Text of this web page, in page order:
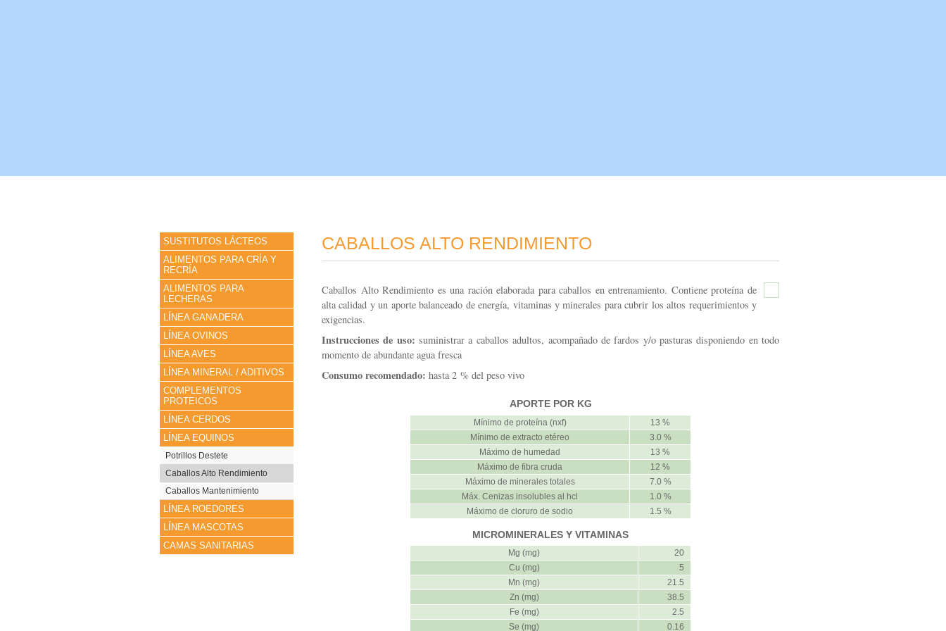
SUSTITUTOS LÁCTEOS
ALIMENTOS PARA CRÍA Y
RECRÍA
ALIMENTOS PARA
LECHERAS
LÍNEA GANADERA
LÍNEA OVINOS
LÍNEA AVES
LÍNEA MINERAL / ADITIVOS
COMPLEMENTOS
PROTEICOS
LÍNEA CERDOS
LÍNEA EQUINOS
Potrillos Destete
Caballos Alto Rendimiento
Caballos Mantenimiento
LÍNEA ROEDORES
LÍNEA MASCOTAS
CAMAS SANITARIAS
CABALLOS ALTO RENDIMIENTO
Caballos Alto Rendimiento es una ración elaborada para caballos en entrenamiento. Contiene proteína de
alta calidad y un aporte balanceado de energía, vitaminas y minerales para cubrir los altos requerimientos y
exigencias.
Instrucciones de uso: suministrar a caballos adultos, acompañado de fardos y/o pasturas disponiendo en todo
momento de abundante agua fresca
Consumo recomendado: hasta 2 % del peso vivo
APORTE POR KG
Mínimo de proteína (nxf)
13 %
Mínimo de extracto etéreo
3.0 %
Máximo de humedad
13 %
Máximo de fibra cruda
12 %
Máximo de minerales totales
7.0 %
Máx. Cenizas insolubles al hcl
1.0 %
Máximo de cloruro de sodio
1.5 %
MICROMINERALES Y VITAMINAS
Mg (mg)
20
Cu (mg)
5
Mn (mg)
21.5
Zn (mg)
38.5
Fe (mg)
2.5
Se (mg)
0.16